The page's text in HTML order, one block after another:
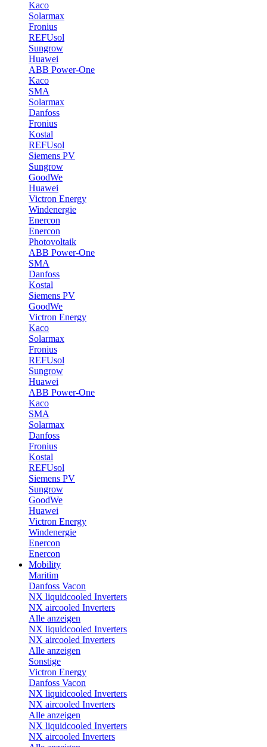
Kaco
Solarmax
Fronius
REFUsol
Sungrow
Huawei
ABB Power-One
Kaco
SMA
Solarmax
Danfoss
Fronius
Kostal
REFUsol
Siemens PV
Sungrow
GoodWe
Huawei
Victron Energy
Windenergie
Enercon
Enercon
Photovoltaik
ABB Power-One
SMA
Danfoss
Kostal
Siemens PV
GoodWe
Victron Energy
Kaco
Solarmax
Fronius
REFUsol
Sungrow
Huawei
ABB Power-One
Kaco
SMA
Solarmax
Danfoss
Fronius
Kostal
REFUsol
Siemens PV
Sungrow
GoodWe
Huawei
Victron Energy
Windenergie
Enercon
Enercon
Mobility
Maritim
Danfoss Vacon
NX liquidcooled Inverters
NX aircooled Inverters
Alle anzeigen
NX liquidcooled Inverters
NX aircooled Inverters
Alle anzeigen
Sonstige
Victron Energy
Danfoss Vacon
NX liquidcooled Inverters
NX aircooled Inverters
Alle anzeigen
NX liquidcooled Inverters
NX aircooled Inverters